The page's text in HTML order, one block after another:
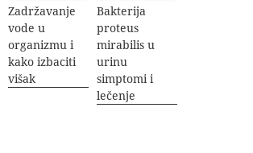
Zadržavanje
vode u
organizmu i
kako izbaciti
višak
Bakterija
proteus
mirabilis u
urinu
simptomi i
lečenje